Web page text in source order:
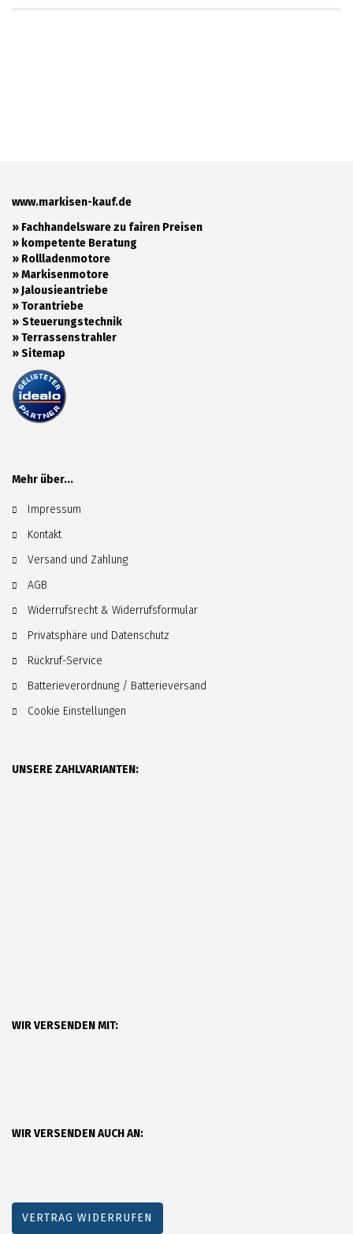
www.markisen-kauf.de
» Fachhandelsware zu fairen Preisen
» kompetente Beratung
» Rollladenmotore
»Markisenmotore
»Jalousieantriebe
»Torantriebe
» Steuerungstechnik
»Terrassenstrahler
»Sitemap
Mehr über...
Impressum
Kontakt
Versand und Zahlung
AGB
Widerrufsrecht & Widerrufsformular
Privatsphäre und Datenschutz
Rückruf-Service
Batterieverordnung / Batterieversand
Cookie Einstellungen
UNSERE ZAHLVARIANTEN:
WIR VERSENDEN MIT:
WIR VERSENDEN AUCH AN:
VERTRAG WIDERRUFEN